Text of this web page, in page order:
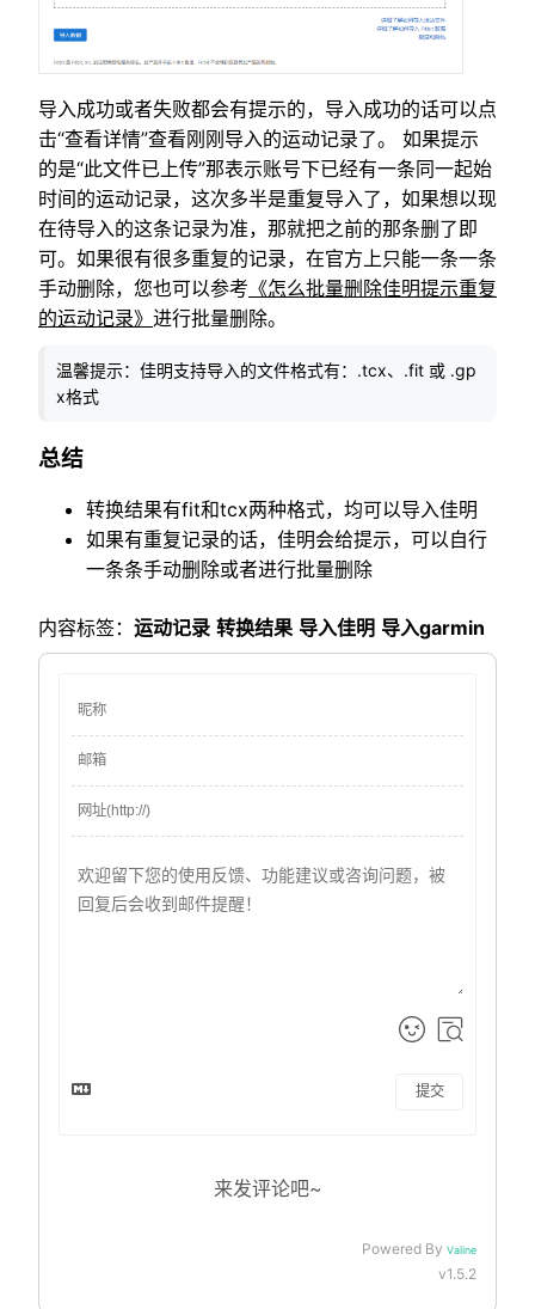
导入成功或者失败都会有提示的，导入成功的话可以点
击“查看详情”查看刚刚导入的运动记录了。 如果提示
的是“此文件已上传”那表示账号下已经有一条同一起始
时间的运动记录，这次多半是重复导入了，如果想以现
在待导入的这条记录为准，那就把之前的那条删了即
可。如果很有很多重复的记录，在官方上只能一条一条
手动删除，您也可以参考 《怎么批量删除佳明提示重复
的运动记录》 进行批量删除。
温馨提示：佳明支持导入的文件格式有：.tcx、.fit 或 .gp
x格式
总结
转换结果有fit和tcx两种格式，均可以导入佳明
如果有重复记录的话，佳明会给提示，可以自行
一条条手动删除或者进行批量删除
内容标签： 运动记录 转换结果 导入佳明 导入garmin
提交
来发评论吧~
Powered By Valine
v1.5.2